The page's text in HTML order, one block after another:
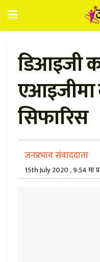
डिआइजी
एआइजीमा
सिफारिस
जनप्रभाव संवाददाता
15th July 2020 , 9:54 मा